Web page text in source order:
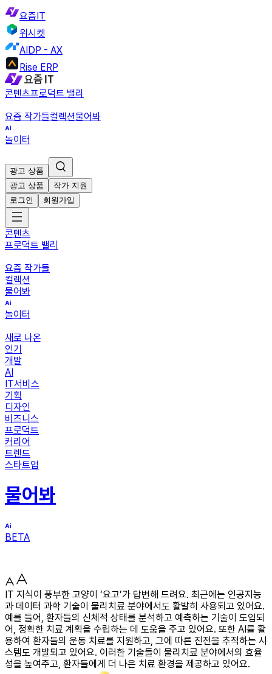
요즘IT
위시켓
AIDP - AX
Rise ERP
콘텐츠프로덕트 밸리
요즘 작가들컬렉션물어봐
놀이터
광고 상품
광고 상품
작가 지원
로그인
회원가입
콘텐츠
프로덕트 밸리
요즘 작가들
컬렉션
물어봐
놀이터
새로 나온
인기
개발
AI
IT서비스
기획
디자인
비즈니스
프로덕트
커리어
트렌드
스타트업
물어봐
BETA
IT 지식이 풍부한 고양이 ‘요고’가 답변해 드려요. 최근에는 인공지능
과 데이터 과학 기술이 물리치료 분야에서도 활발히 사용되고 있어요.
예를 들어, 환자들의 신체적 상태를 분석하고 예측하는 기술이 도입되
어, 정확한 치료 계획을 수립하는 데 도움을 주고 있어요. 또한 AI를 활
용하여 환자들의 운동 치료를 지원하고, 그에 따른 진전을 추적하는 시
스템도 개발되고 있어요. 이러한 기술들이 물리치료 분야에서의 효율
성을 높여주고, 환자들에게 더 나은 치료 환경을 제공하고 있어요.